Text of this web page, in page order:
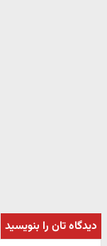
دیدگاه تان را بنویسید